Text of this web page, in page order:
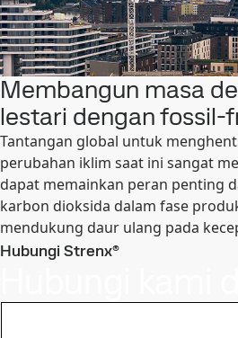
Membangun masa
lestari dengan fossil-
Tantangan global untuk
perubahan iklim saat ini sangat
dapat memainkan peran penting
karbon dioksida dalam fase
mendukung daur ulang pada
Hubungi Strenx®